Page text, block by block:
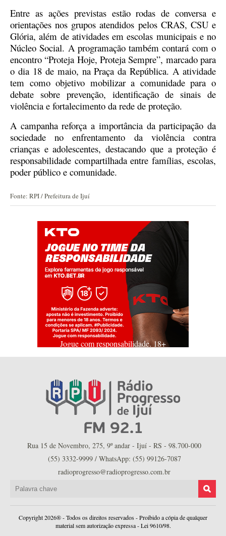
Entre as ações previstas estão rodas de conversa e
orientações nos grupos atendidos pelos CRAS, CSU e
Glória, além de atividades em escolas municipais e no
Núcleo Social. A programação também contará com o
encontro “Proteja Hoje, Proteja Sempre”, marcado para
o dia 18 de maio, na Praça da República. A atividade
tem como objetivo mobilizar a comunidade para o
debate sobre prevenção, identificação de sinais de
violência e fortalecimento da rede de proteção.
A campanha reforça a importância da participação da
sociedade no enfrentamento da violência contra
crianças e adolescentes, destacando que a proteção é
responsabilidade compartilhada entre famílias, escolas,
poder público e comunidade.
Fonte: RPI / Prefeitura de Ijuí
Jogue com responsabilidade. 18+
Rua 15 de Novembro, 275, 9º andar - Ijuí - RS - 98.700-000
(55) 3332-9999 / WhatsApp: (55) 99126-7087
radioprogresso@radioprogresso.com.br
Copyright 2026® - Todos os direitos reservados - Proibido a cópia de qualquer
material sem autorização expressa - Lei 9610/98.